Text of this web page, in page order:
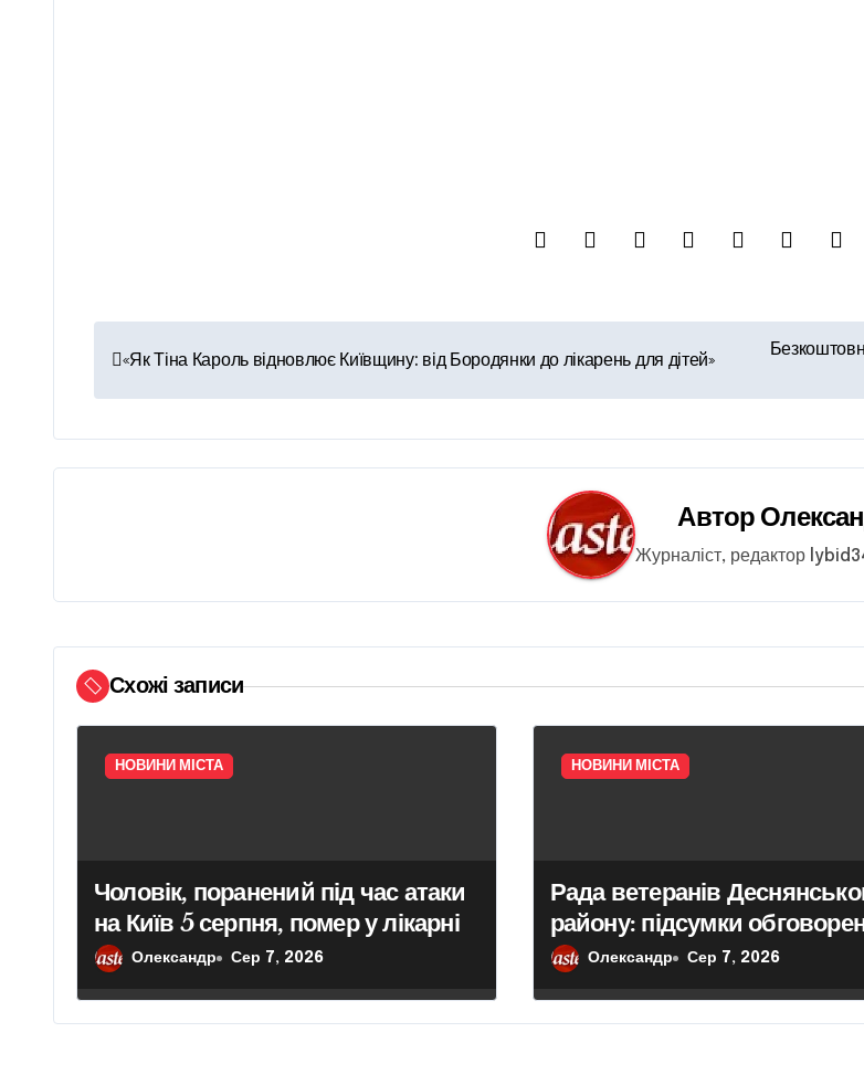
Н
а
в
і
ц
і
я
з
и
с
і
в
«Як Тіна Кароль відновлює Київщину: від Бородянки до лікарень для дітей»
Автор
Журналіст, редактор
Схожі записи
НОВИНИ МІСТА
Чоловік, поранений під час атаки
на Київ 5 серпня, помер у лікарні
Олександр Сер 7, 2026
НОВИНИ МІСТА
Рада ветеранів
району: підсумки
актуальних питань
Олександр Сер 7, 2026